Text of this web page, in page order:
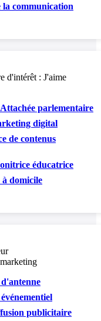
communication
d'intérêt : J'aime
parlementaire
digital
de contenus
éducatrice
à domicile
publicitaire